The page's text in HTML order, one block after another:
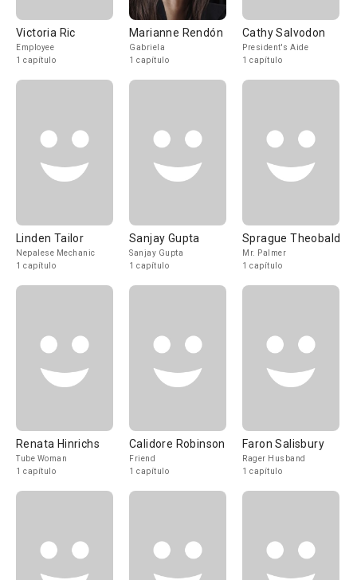
Victoria Ric
Employee
1 capítulo
Marianne Rendón
Gabriela
1 capítulo
Cathy Salvodon
President's Aide
1 capítulo
Linden Tailor
Nepalese Mechanic
1 capítulo
Sanjay Gupta
Sanjay Gupta
1 capítulo
Sprague Theobald
Mr. Palmer
1 capítulo
Renata Hinrichs
Tube Woman
1 capítulo
Calidore Robinson
Friend
1 capítulo
Faron Salisbury
Rager Husband
1 capítulo